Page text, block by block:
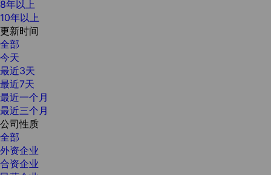
8年以上
10年以上
更新时间
全部
今天
最近3天
最近7天
最近一个月
最近三个月
公司性质
全部
外资企业
合资企业